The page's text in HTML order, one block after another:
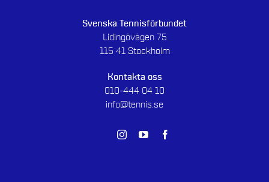
Svenska Tennisförbundet
Lidingövägen 75
115 41 Stockholm
Kontakta oss
010-444 04 10
info@tennis.se